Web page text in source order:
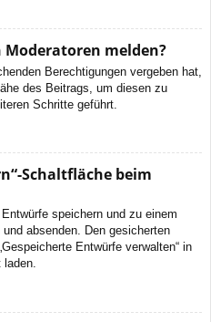
Moderatoren melden?
Berechtigungen vergeben hat,
des Beitrags, um diesen zu
Schritte geführt.
Schaltfläche beim
speichern und zu einem
absenden. Den gesicherten
Entwürfe verwalten“ in
laden.